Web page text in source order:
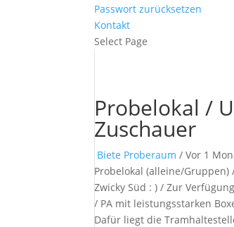
Passwort zurücksetzen
Kontakt
Select Page
Probelokal /
Zuschauer
Biete Proberaum /Vor 1
Probelokal (alleine/
Zwicky Süd : ) / Zur
/ PA mit leistungsstarken
Dafür liegt die